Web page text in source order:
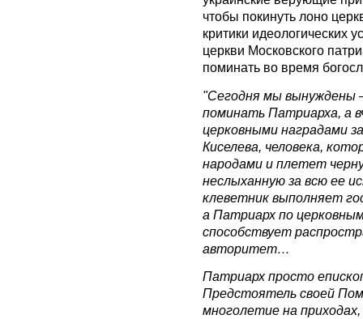
чтобы покинуть лоно
критики идеологических
церкви Московского
поминать во время
"Сегодня мы вынуждены
поминать Патриарха, а
церковными наградами
Киселева, человека,
народами и плетет
неслыханную за всю ее
клеветник выполняет
а Патриарх по
способствует
авторитет…
Патриарх просто
Предстоятель своей
многолетие на